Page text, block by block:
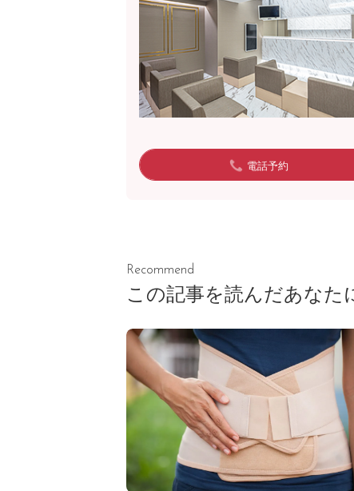
電話予約
Recommend
この記事を読んだあなた